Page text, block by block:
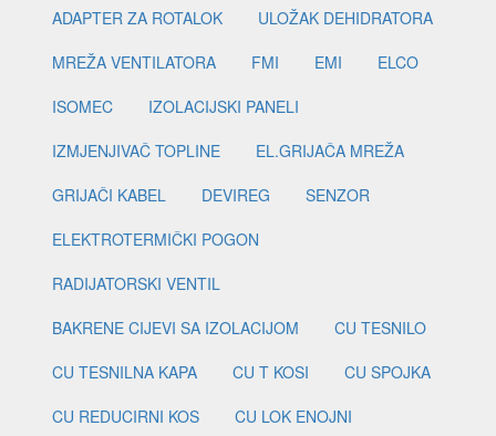
ADAPTER ZA ROTALOK
ULOŽAK DEHIDRATORA
MREŽA VENTILATORA
FMI EMI
ELCO
ISOMEC
IZOLACIJSKI PANELI
IZMJENJIVAČ TOPLINE
EL.GRIJAČA MREŽA
GRIJAČI KABEL
DEVIREG
SENZOR
ELEKTROTERMIČKI POGON
RADIJATORSKI VENTIL
BAKRENE CIJEVI SA IZOLACIJOM
CU TESNILO
CU TESNILNA KAPA
CU T KOSI
CU SPOJKA
CU REDUCIRNI KOS
CU LOK ENOJNI